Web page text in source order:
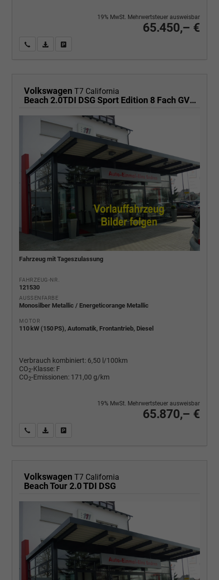
65.450,– €
19% MwSt. Mehrwertsteuer ausweisbar
Wir rufen Sie anPDF-Fahrzeugexposé drucken
Volkswagen T7 California
Beach 2.0TDI DSG Sport Edition 8 Fach GV5 Elegance+
Fahrzeug mit Tageszulassung
FAHRZEUG-NR.
121530
AUSSENFARBE
Monosilber Metallic / Energeticorange Metallic
MOTOR
110 kW (150 PS), Automatik, Frontantrieb, Diesel
Verbrauch kombiniert: 6,50 l/100km
CO2-Klasse: F
CO2-Emissionen: 171,00 g/km
65.870,– €
19% MwSt. Mehrwertsteuer ausweisbar
Wir rufen Sie anPDF-Fahrzeugexposé drucken
Volkswagen T7 California
Beach Tour 2.0 TDI DSG